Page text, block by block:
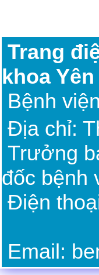
Trang
khoa
Bệnh
Địa chỉ:
Trưởng
đốc bệnh
Điện
Email: